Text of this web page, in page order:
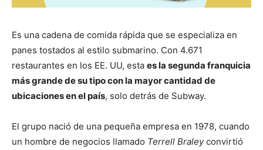
Es una cadena de comida rápida que se especializa en
panes tostados al estilo submarino. Con 4.671
restaurantes en los EE. UU, esta es la segunda franquicia
más grande de su tipo con la mayor cantidad de
ubicaciones en el país, solo detrás de Subway.
El grupo nació de una pequeña empresa en 1978, cuando
un hombre de negocios llamado Terrell Braleyconvirtió